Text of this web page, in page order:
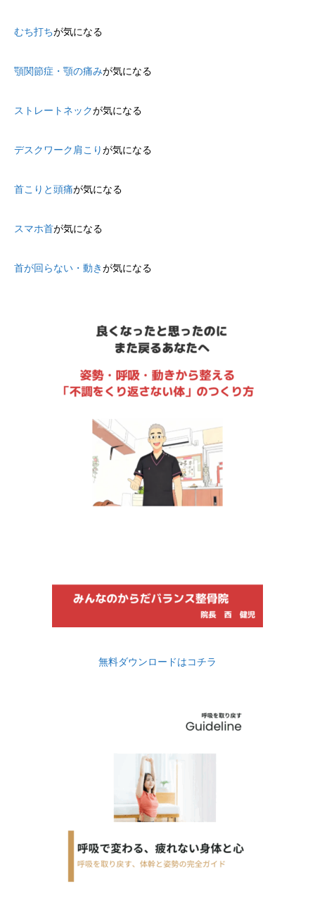
むち打ちが気になる
顎関節症・顎の痛みが気になる
ストレートネックが気になる
デスクワーク肩こりが気になる
首こりと頭痛が気になる
スマホ首が気になる
首が回らない・動きが気になる
無料ダウンロードはコチラ